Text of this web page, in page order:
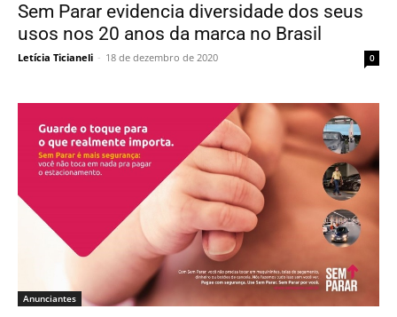
Sem Parar evidencia diversidade dos seus
usos nos 20 anos da marca no Brasil
Letícia Ticianeli - 18 de dezembro de 2020 0
Anunciantes